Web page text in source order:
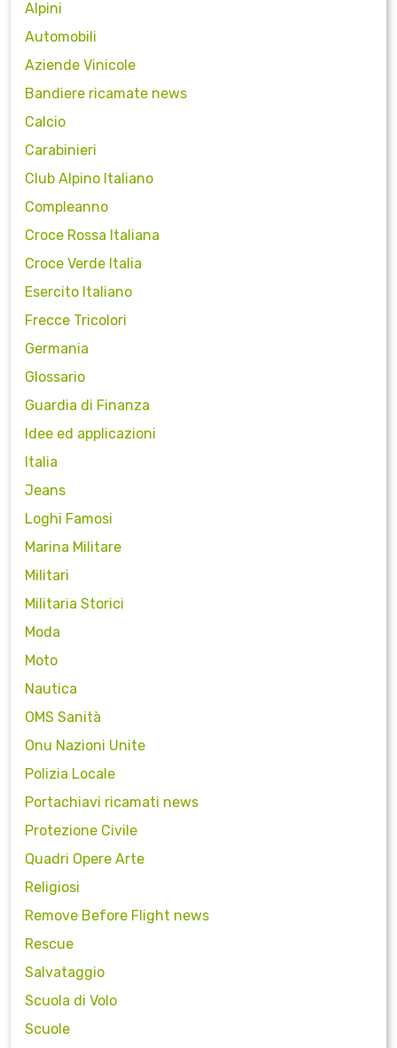
Alpini
Automobili
Aziende Vinicole
Bandiere ricamate news
Calcio
Carabinieri
Club Alpino Italiano
Compleanno
Croce Rossa Italiana
Croce Verde Italia
Esercito Italiano
Frecce Tricolori
Germania
Glossario
Guardia di Finanza
Idee ed applicazioni
Italia
Jeans
Loghi Famosi
Marina Militare
Militari
Militaria Storici
Moda
Moto
Nautica
OMS Sanità
Onu Nazioni Unite
Polizia Locale
Portachiavi ricamati news
Protezione Civile
Quadri Opere Arte
Religiosi
Remove Before Flight news
Rescue
Salvataggio
Scuola di Volo
Scuole